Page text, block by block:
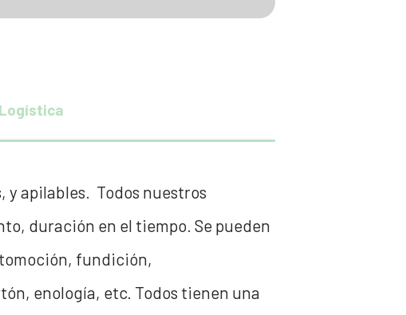
Logística
y apilables. Todos nuestros
duración en el tiempo. Se pueden
fundición,
enología, etc. Todos tienen una